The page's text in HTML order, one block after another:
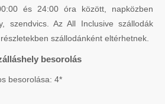
és 24:00 óra között, napközben
szendvics. Az All Inclusive szállodák
szállodánként eltérhetnek.
besorolás
besorolása: 4*